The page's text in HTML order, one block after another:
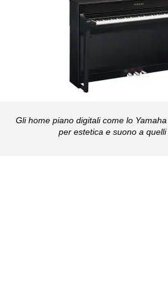
Gli home piano digitali come lo
per estetica e suono a quelli